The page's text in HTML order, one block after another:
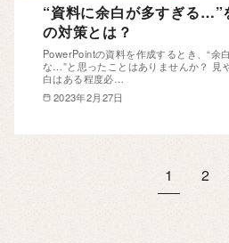
“資料に余白が多すぎる…”
の対策とは？
PowerPointの資料を作成するとき、“余
な…”と思ったことはありませんか？ 見
白はある程度必…
2023年2月27日
1 2